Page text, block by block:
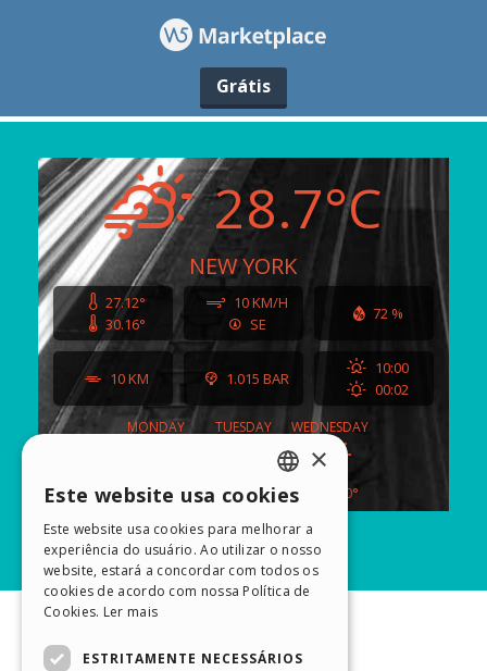
Grátis
ENGLISH
ITALIAN
GERMAN
PORTUGUESE
×
Este website usa cookies
Este website usa cookies para melhorar a
experiência do usuário. Ao utilizar o nosso
website, estará a concordar com todos os
cookies de acordo com nossa Política de
Cookies. Ler mais
ESTRITAMENTE NECESSÁRIOS